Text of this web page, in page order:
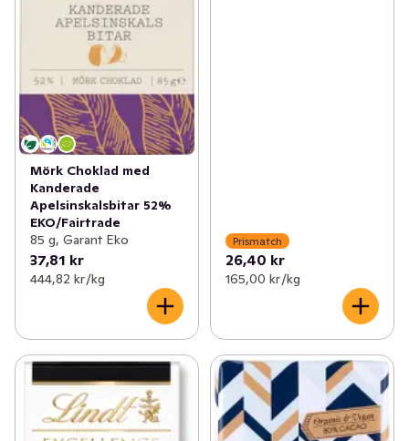
Mörk Choklad med
Kanderade
Apelsinskalsbitar 52%
EKO/Fairtrade
85 g, Garant Eko
37,81 kr
444,82 kr /kg
Prismatch
26,40 kr
165,00 kr /kg